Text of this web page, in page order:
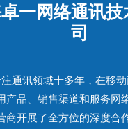
一网络通讯
司
通讯领域十多年，在移
产品、销售渠道和服务网
商开展了全方位的深度合